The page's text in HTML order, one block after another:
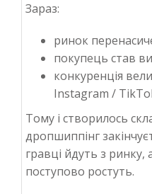
Зараз:
ринок
покупець став
конкуренція
Instagram /
Тому і створилось
дропшиппінг
гравці йдуть з
поступово ростуть.